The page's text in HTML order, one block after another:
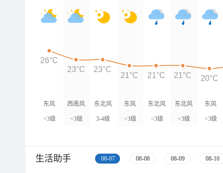
东风
<3级
西南风
<3级
东北风
3-4级
东风
<3级
东北风
<3级
东北风
<3级
东风
<3级
26°C
23°C
23°C
21°C 21°C 21°C 20°C
生活助手 08-07 08-08 08-09 08-10